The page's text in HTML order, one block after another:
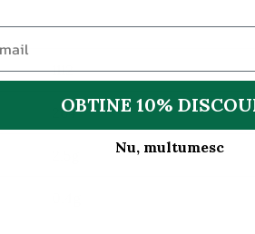
1112
264
OBTINE 10%
Nu, multumesc